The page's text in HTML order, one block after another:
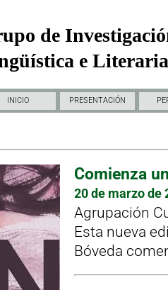
de
e
INICIO PRESENTACIÓN
Comienza
20 de marzo de
Agrupación
Esta nueva
Bóveda